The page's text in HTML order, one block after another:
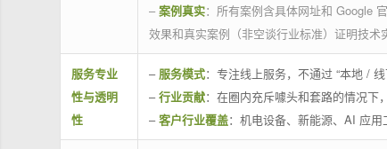
– 案例真实：所有案例含具体网址和 Google
效果和真实案例（非空谈行业标准）证明技术
服务专业
性与透明
性
– 服务模式：专注线上服务，不通过 “本地 /
–行业贡献：在圈内充斥噱头和套路的情况下
–客户行业覆盖：机电设备、新能源、AI 应